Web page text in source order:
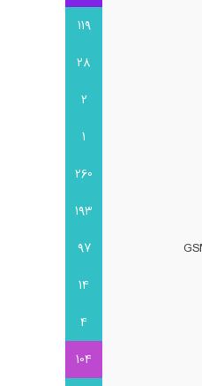
119
28
2
1
260
193
97
14
4
104